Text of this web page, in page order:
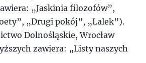
„Jaskinia filozofów”,
„Drugi pokój”, „Lalek”).
Dolnośląskie, Wrocław
zawiera: „Listy naszych